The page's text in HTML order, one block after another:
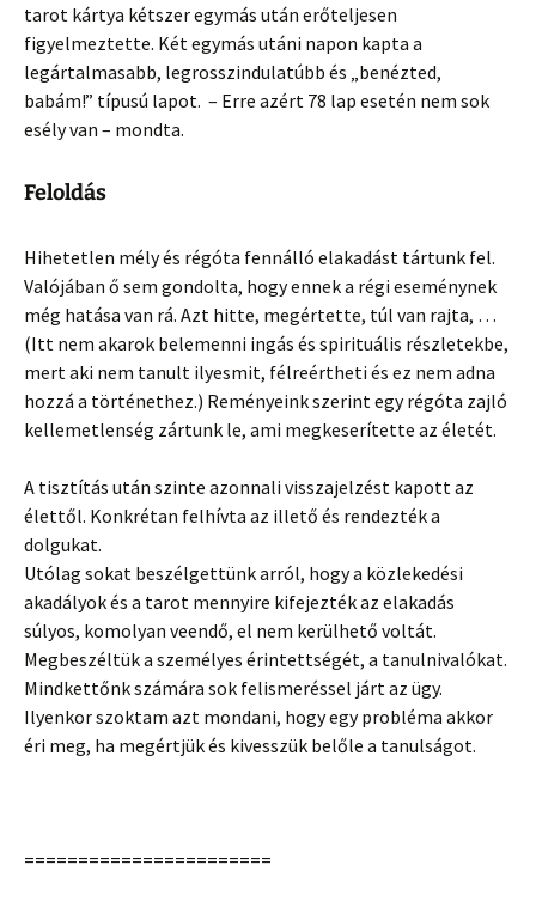
tarot kártya kétszer egymás után erőteljesen
figyelmeztette. Két egymás utáni napon kapta a
legártalmasabb, legrosszindulatúbb és „benézted,
babám!” típusú lapot. – Erre azért 78 lap esetén nem sok
esély van – mondta.
Feloldás
Hihetetlen mély és régóta fennálló elakadást tártunk fel.
Valójában ő sem gondolta, hogy ennek a régi eseménynek
még hatása van rá. Azt hitte, megértette, túl van rajta, …
(Itt nem akarok belemenni ingás és spirituális részletekbe,
mert aki nem tanult ilyesmit, félreértheti és ez nem adna
hozzá a történethez.) Reményeink szerint egy régóta zajló
kellemetlenség zártunk le, ami megkeserítette az életét.
A tisztítás után szinte azonnali visszajelzést kapott az
élettől. Konkrétan felhívta az illető és rendezték a
dolgukat.
Utólag sokat beszélgettünk arról, hogy a közlekedési
akadályok és a tarot mennyire kifejezték az elakadás
súlyos, komolyan veendő, el nem kerülhető voltát.
Megbeszéltük a személyes érintettségét, a tanulnivalókat.
Mindkettőnk számára sok felismeréssel járt az ügy.
Ilyenkor szoktam azt mondani, hogy egy probléma akkor
éri meg, ha megértjük és kivesszük belőle a tanulságot.
=======================